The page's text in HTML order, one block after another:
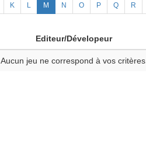
K L M N O P Q R
Editeur/Dévelopeur
Aucun jeu ne correspond à vos critères.